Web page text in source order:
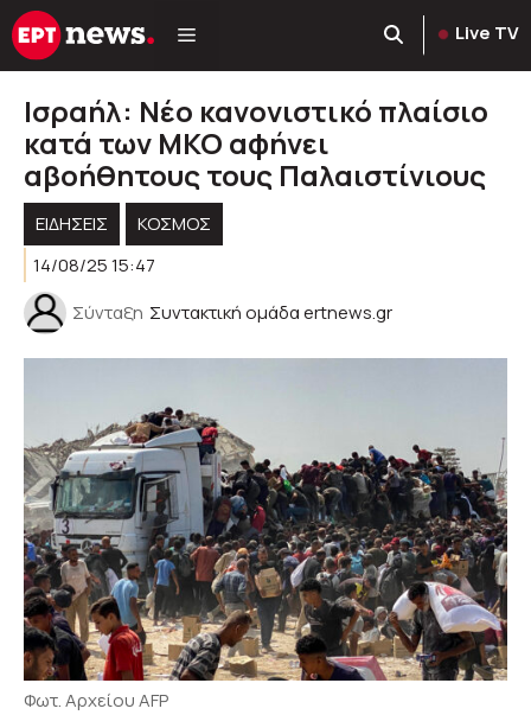
Μετάβαση
σε
Live TV
Ισραήλ: Νέο κανονιστικό πλαίσιο
κατά των ΜΚΟ αφήνει
αβοήθητους τους Παλαιστίνιους
ΕΙΔΗΣΕΙΣ
ΚΌΣΜΟΣ
14/08/25 15:47
Σύνταξη Συντακτική ομάδα ertnews.gr
Φωτ. Αρχείου AFP